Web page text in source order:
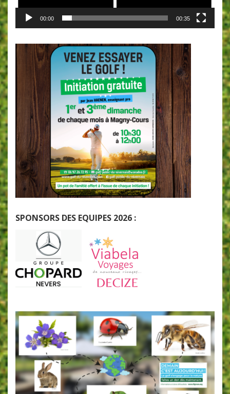
00:00 00:35
SPONSORS DES EQUIPES 2026 :